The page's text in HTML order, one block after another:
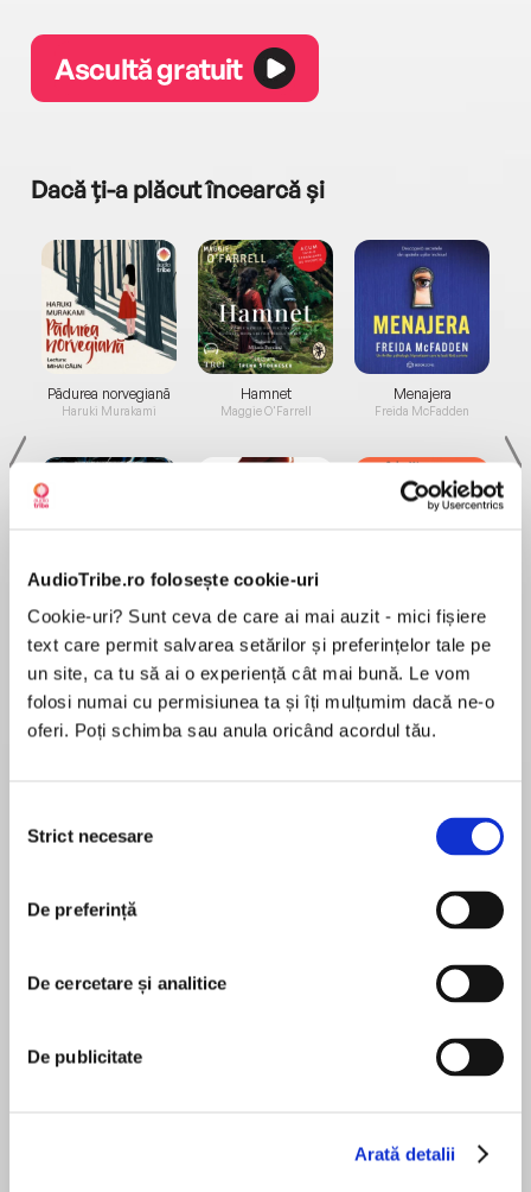
AudioTribe.ro folosește cookie-uri
Cookie-uri? Sunt ceva de care ai mai auzit - mici fișiere
text care permit salvarea setărilor și preferințelor tale pe
un site, ca tu să ai o experiență cât mai bună. Le vom
folosi numai cu permisiunea ta și îți mulțumim dacă ne-o
oferi. Poți schimba sau anula oricând acordul tău.
consimțământului
Strict necesare
De preferință
De cercetare și analitice
De publicitate
Arată detalii
Ascultă gratuit
Dacă ți-a plăcut încearcă și
Pădurea norvegiană
Haruki Murakami
Elita de Argint (Elita
de...
Hamnet
Maggie O'Farrell
Diavolul se îmbracă de
la...
Menajera
Freida McFadden
Migdală
Sohn Won-pyung
wit, warmth and heart.’ Helen Lederer
How do you solve your own murder when you’re
În acest moment nu există recenzii
Rebecca Rogers